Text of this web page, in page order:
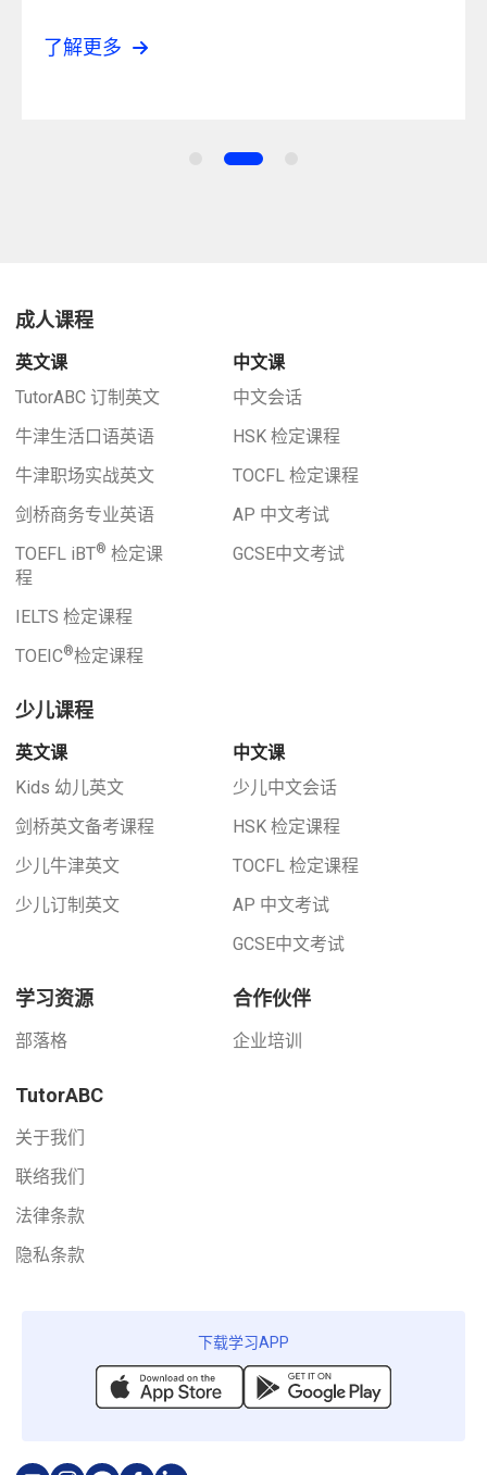
了解更多
成人课程
英文课
TutorABC 订制英文
牛津生活口语英语
牛津职场实战英文
剑桥商务专业英语
TOEFL iBT® 检定课
程
IELTS 检定课程
TOEIC®检定课程
中文课
中文会话
HSK 检定课程
TOCFL 检定课程
AP 中文考试
GCSE中文考试
少儿课程
英文课
Kids 幼儿英文
剑桥英文备考课程
少儿牛津英文
少儿订制英文
中文课
少儿中文会话
HSK 检定课程
TOCFL 检定课程
AP 中文考试
GCSE中文考试
学习资源
部落格
合作伙伴
企业培训
TutorABC
关于我们
联络我们
法律条款
隐私条款
下载学习APP